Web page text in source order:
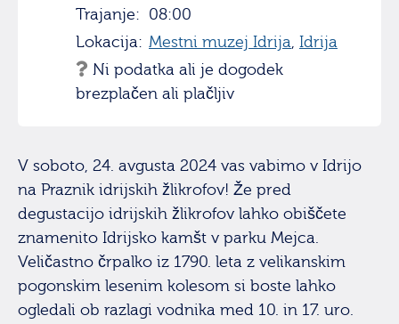
Trajanje: 08:00
Lokacija: Mestni muzej Idrija, Idrija
Ni podatka ali je dogodek
brezplačen ali plačljiv
V soboto, 24. avgusta 2024 vas vabimo v Idrijo
na Praznik idrijskih žlikrofov! Že pred
degustacijo idrijskih žlikrofov lahko obiščete
znamenito Idrijsko kamšt v parku Mejca.
Veličastno črpalko iz 1790. leta z velikanskim
pogonskim lesenim kolesom si boste lahko
ogledali ob razlagi vodnika med 10. in 17. uro.